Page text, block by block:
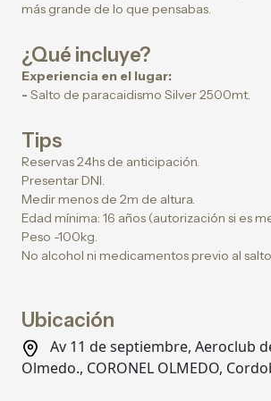
más grande de lo que pensabas.
¿Qué incluye?
Experiencia en el lugar:
- Salto de paracaidismo Silver 2500mt.
Tips
Reservas 24hs de anticipación.
Presentar DNI.
Medir menos de 2m de altura.
Edad mínima: 16 años (autorización si es
Peso -100kg.
No alcohol ni medicamentos previo al
Ubicación
Av 11 de septiembre, Aeroclub
Olmedo., CORONEL OLMEDO,